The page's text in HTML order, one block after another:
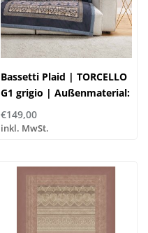
Bassetti Plaid | TORCELLO
G1 grigio | Außenmaterial:
100% Baumwolle, Füllung:
100% Polyester
€149,00
inkl. MwSt.